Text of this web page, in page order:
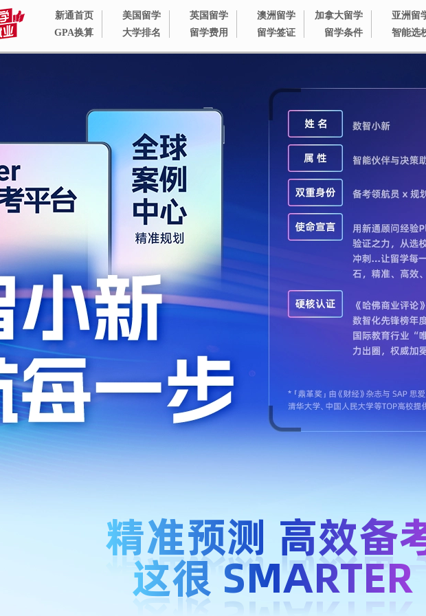
新通首页
GPA换算
美国留学
大学排名
英国留学
留学费用
澳洲留学
留学签证
加拿大留学
留学条件
亚洲留
智能选
精准预测 高效备
这很 SMARTER